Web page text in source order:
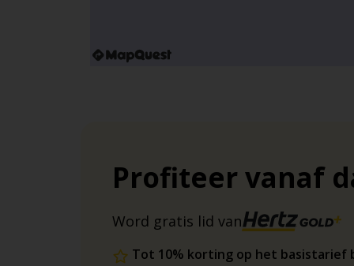
Profiteer vanaf
Word gratis lid van
Tot 10% korting op het